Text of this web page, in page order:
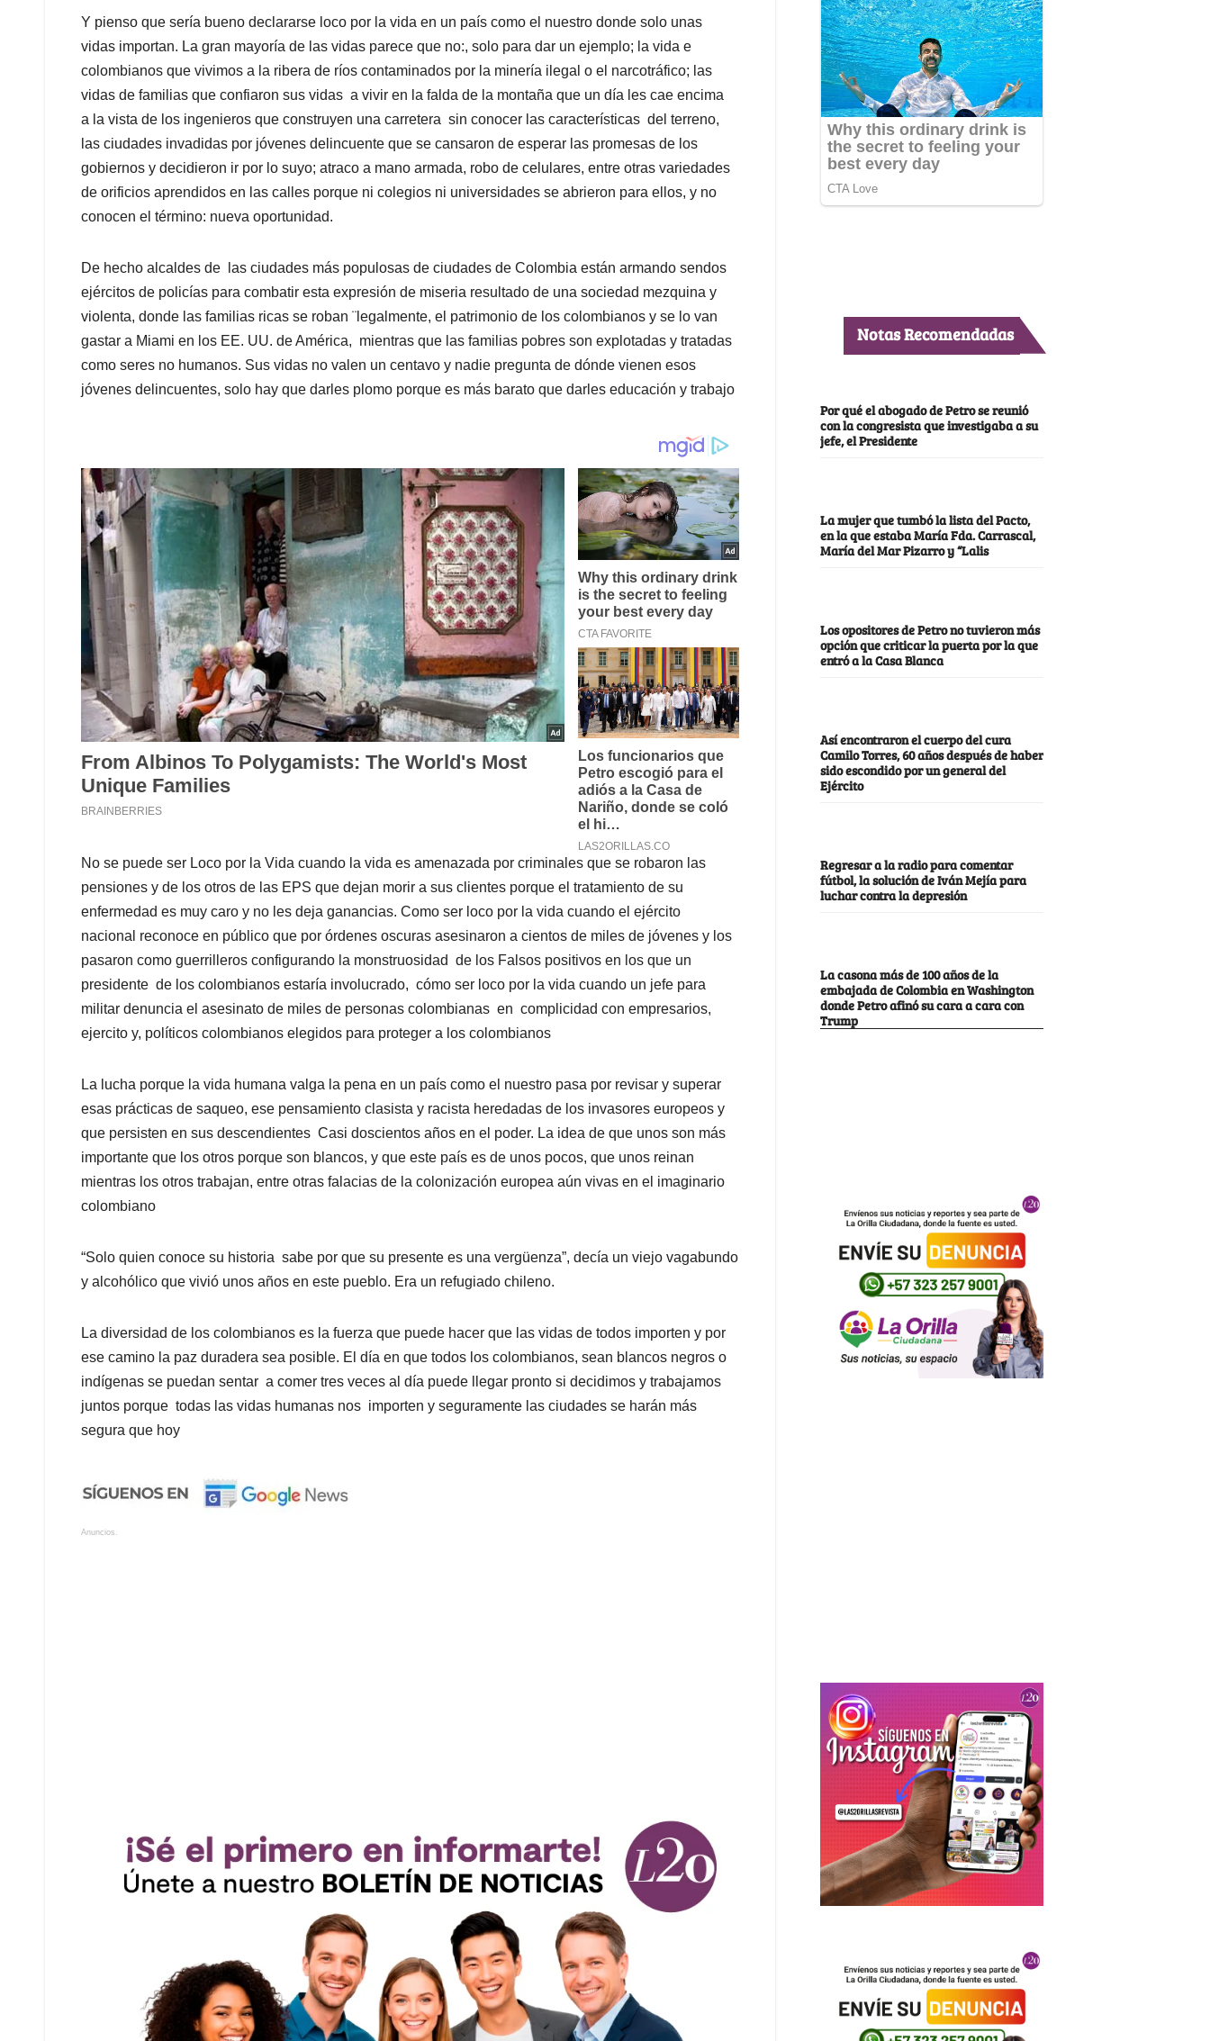
Y pienso que sería bueno declararse loco por la vida en un país como el nuestro donde solo unas
vidas importan. La gran mayoría de las vidas parece que no:, solo para dar un ejemplo; la vida e
colombianos que vivimos a la ribera de ríos contaminados por la minería ilegal o el narcotráfico; las
vidas de familias que confiaron sus vidas a vivir en la falda de la montaña que un día les cae encima
a la vista de los ingenieros que construyen una carretera sin conocer las características del terreno,
las ciudades invadidas por jóvenes delincuente que se cansaron de esperar las promesas de los
gobiernos y decidieron ir por lo suyo; atraco a mano armada, robo de celulares, entre otras variedades
de orificios aprendidos en las calles porque ni colegios ni universidades se abrieron para ellos, y no
conocen el término: nueva oportunidad.
De hecho alcaldes de las ciudades más populosas de ciudades de Colombia están armando sendos
ejércitos de policías para combatir esta expresión de miseria resultado de una sociedad mezquina y
violenta, donde las familias ricas se roban ¨legalmente, el patrimonio de los colombianos y se lo van
gastar a Miami en los EE. UU. de América, mientras que las familias pobres son explotadas y tratadas
como seres no humanos. Sus vidas no valen un centavo y nadie pregunta de dónde vienen esos
jóvenes delincuentes, solo hay que darles plomo porque es más barato que darles educación y trabajo
No se puede ser Loco por la Vida cuando la vida es amenazada por criminales que se robaron las
pensiones y de los otros de las EPS que dejan morir a sus clientes porque el tratamiento de su
enfermedad es muy caro y no les deja ganancias. Como ser loco por la vida cuando el ejército
nacional reconoce en público que por órdenes oscuras asesinaron a cientos de miles de jóvenes y los
pasaron como guerrilleros configurando la monstruosidad de los Falsos positivos en los que un
presidente de los colombianos estaría involucrado, cómo ser loco por la vida cuando un jefe para
militar denuncia el asesinato de miles de personas colombianas en complicidad con empresarios,
ejercito y, políticos colombianos elegidos para proteger a los colombianos
La lucha porque la vida humana valga la pena en un país como el nuestro pasa por revisar y superar
esas prácticas de saqueo, ese pensamiento clasista y racista heredadas de los invasores europeos y
que persisten en sus descendientes Casi doscientos años en el poder. La idea de que unos son más
importante que los otros porque son blancos, y que este país es de unos pocos, que unos reinan
mientras los otros trabajan, entre otras falacias de la colonización europea aún vivas en el imaginario
colombiano
“Solo quien conoce su historia sabe por que su presente es una vergüenza”, decía un viejo vagabundo
y alcohólico que vivió unos años en este pueblo. Era un refugiado chileno.
La diversidad de los colombianos es la fuerza que puede hacer que las vidas de todos importen y por
ese camino la paz duradera sea posible. El día en que todos los colombianos, sean blancos negros o
indígenas se puedan sentar a comer tres veces al día puede llegar pronto si decidimos y trabajamos
juntos porque todas las vidas humanas nos importen y seguramente las ciudades se harán más
segura que hoy
Anuncios.
Notas Recomendadas
Por qué el abogado de Petro se reunió
con la congresista que investigaba a su
jefe, el Presidente
La mujer que tumbó la lista del Pacto,
en la que estaba María Fda. Carrascal,
María del Mar Pizarro y “Lalis
Los opositores de Petro no tuvieron más
opción que criticar la puerta por la que
entró a la Casa Blanca
Así encontraron el cuerpo del cura
Camilo Torres, 60 años después de haber
sido escondido por un general del
Ejército
Regresar a la radio para comentar
fútbol, la solución de Iván Mejía para
luchar contra la depresión
La casona más de 100 años de la
embajada de Colombia en Washington
donde Petro afinó su cara a cara con
Trump